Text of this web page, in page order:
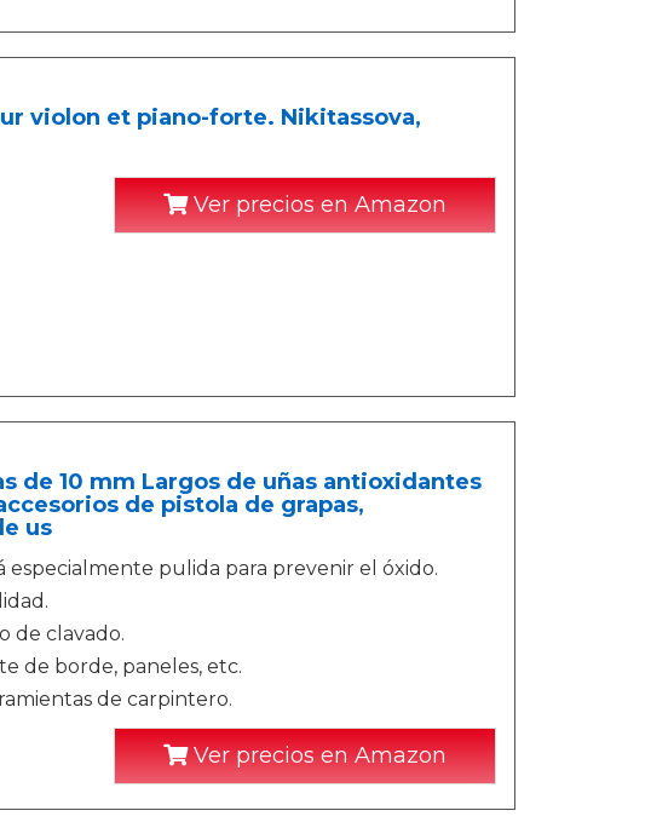
violon et piano-forte. Nikitassova,
Ver precios en Amazon
de 10 mm Largos de uñas antioxidantes
de pistola de grapas,
us
pulida para prevenir el óxido.
de clavado.
de borde, paneles, etc.
de carpintero.
Ver precios en Amazon